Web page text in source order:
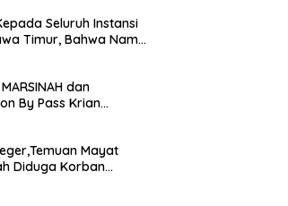
Seluruh Instansi
Timur, Bahwa Nama
dan
By Pass Krian
Mayat
Diduga Korban